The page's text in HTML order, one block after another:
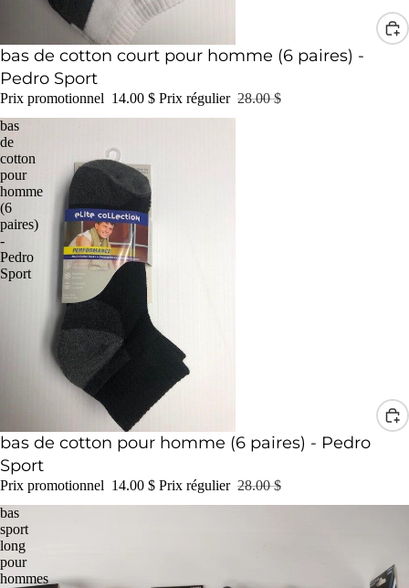
Promotion
bas de cotton court pour homme (6 paires) -
Pedro Sport
Prix promotionnel 14.00 $ Prix régulier 28.00 $
bas
de
cotton
pour
homme
(6
paires)
-
Pedro
Sport
Promotion
bas de cotton pour homme (6 paires) - Pedro
Sport
Prix promotionnel 14.00 $ Prix régulier 28.00 $
bas
sport
long
pour
hommes